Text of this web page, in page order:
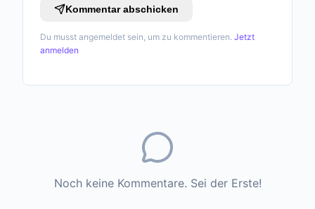
Kommentar abschicken
Du musst angemeldet sein, um zu kommentieren. Jetzt
anmelden
Noch keine Kommentare. Sei der Erste!